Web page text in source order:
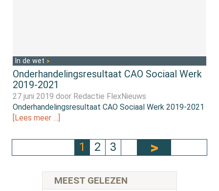
In de wet
Onderhandelingsresultaat CAO Sociaal Werk
2019-2021
27 juni 2019 door Redactie FlexNieuws
Onderhandelingsresultaat CAO Sociaal Werk 2019-2021
[Lees meer …]
1 2 3
MEEST GELEZEN